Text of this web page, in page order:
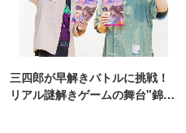
三四郎が早解きバトルに挑戦！
リアル謎解きゲームの舞台"錦糸